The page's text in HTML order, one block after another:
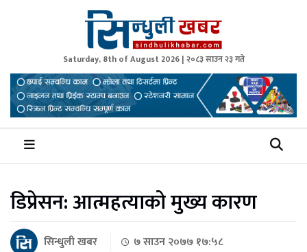
Sindhuli Khabar
News from Sindhuli Nepal
Saturday, 8th of August 2026 | २०८३ साउन २३ गते
डिप्रेसन: आत्महत्याको मुख्य कारण
सिन्धुली खबर ७ साउन २०७७ १७:५८